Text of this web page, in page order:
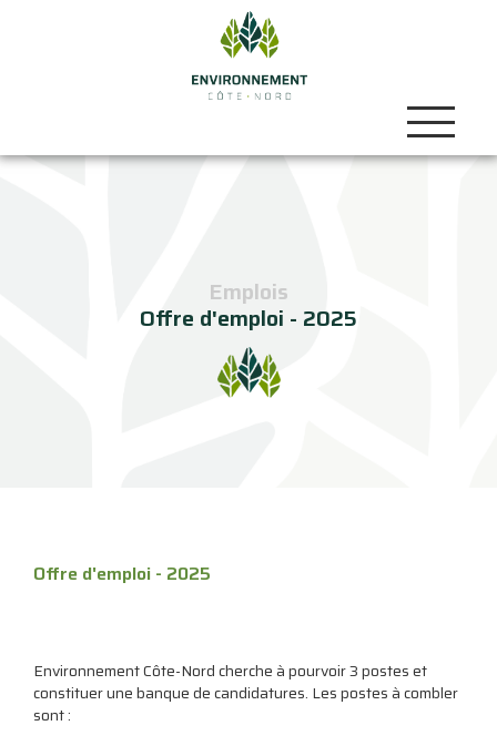
Emplois
Offre d'emploi - 2025
Offre d'emploi - 2025
Environnement Côte-Nord cherche à pourvoir 3 postes et
constituer une banque de candidatures. Les postes à combler
sont :